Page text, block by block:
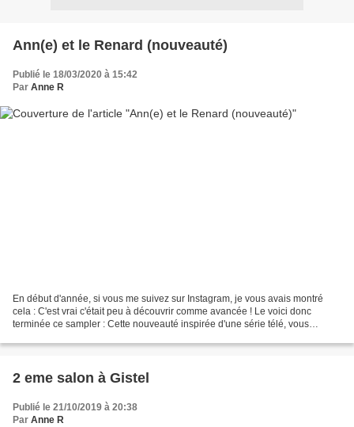
Ann(e) et le Renard (nouveauté)
Publié le 18/03/2020 à 15:42
Par Anne R
En début d'année, si vous me suivez sur Instagram, je vous avais montré
cela : C'est vrai c'était peu à découvrir comme avancée ! Le voici donc
terminée ce sampler : Cette nouveauté inspirée d'une série télé, vous
2 eme salon à Gistel
Publié le 21/10/2019 à 20:38
Par Anne R